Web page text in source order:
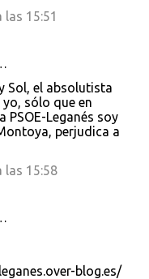
15:51
Sol, el absolutista
sólo que en
Leganés soy
perjudica a
las 15:58
blog.es/